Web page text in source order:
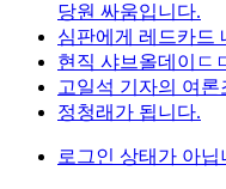
당원 싸움입니다.
심판에게 레드카드
현직 샤브올데이ㄷ
고일석 기자의 여
정청래가 됩니다.
로그인 상태가 아닙